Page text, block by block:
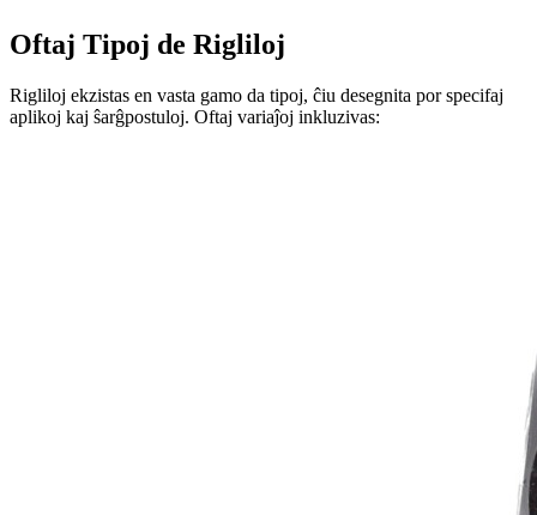
Oftaj Tipoj de Rigliloj
Rigliloj ekzistas en vasta gamo da tipoj, ĉiu desegnita por specifaj
aplikoj kaj ŝarĝpostuloj. Oftaj variaĵoj inkluzivas: